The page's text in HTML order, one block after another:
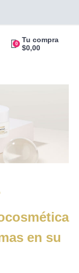
0
Tu compra
$0,00
en su